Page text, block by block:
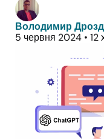
Володимир Дрозд
5 червня 2024 • 12